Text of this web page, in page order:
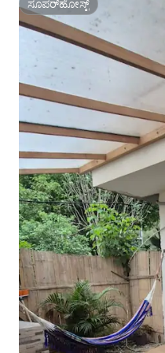
ಸೂಪರ್‌ಹೋಸ್ಟ್
ಸೂಪರ್‌ಹೋಸ್ಟ್